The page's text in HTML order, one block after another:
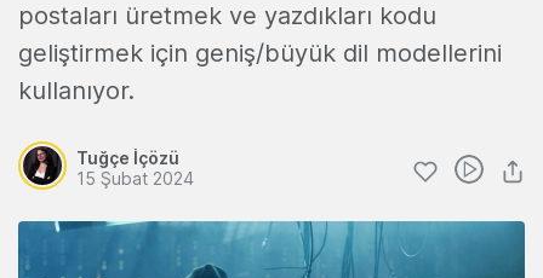
postaları üretmek ve yazdıkları kodu
geliştirmek için geniş/büyük dil modellerini
kullanıyor.
Tuğçe İçözü
15 Şubat 2024